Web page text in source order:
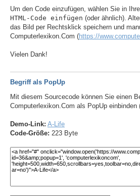
Um den Code einzufügen, wählen Sie in
HTML-Code einfügen (oder ähnlich).
das Bild per Rechtsklick speichern und
Computerlexikon.Com (https://
Vielen Dank!
Begriff als PopUp
Mit diesem Sourcecode können Sie einen
Computerlexikon.Com als PopUp einbinden
Demo-Link: A-Life
Code-Größe: 223 Byte